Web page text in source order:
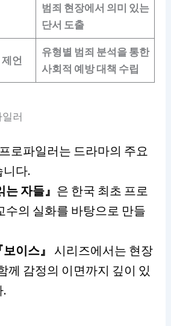
범죄 현장에서 의미 있는
단서 도출
언
유형별 범죄 분석을 통한
사회적 예방 대책 수립
러
로파일러는 드라마의 주요
니다.
는 자들』 은 한국 최초 프로
수의 실화를 바탕으로 만들
보이스』
시리즈에서는 현장
께 감정의 이면까지 깊이 있
.